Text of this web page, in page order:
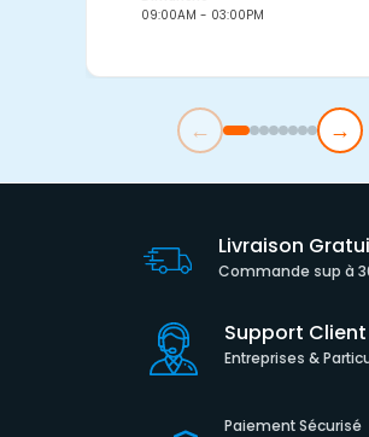
09:00AM - 03:00PM
← →
Livraison
Commande sup à
Support Client
Entreprises &
Paiement Sécurisé